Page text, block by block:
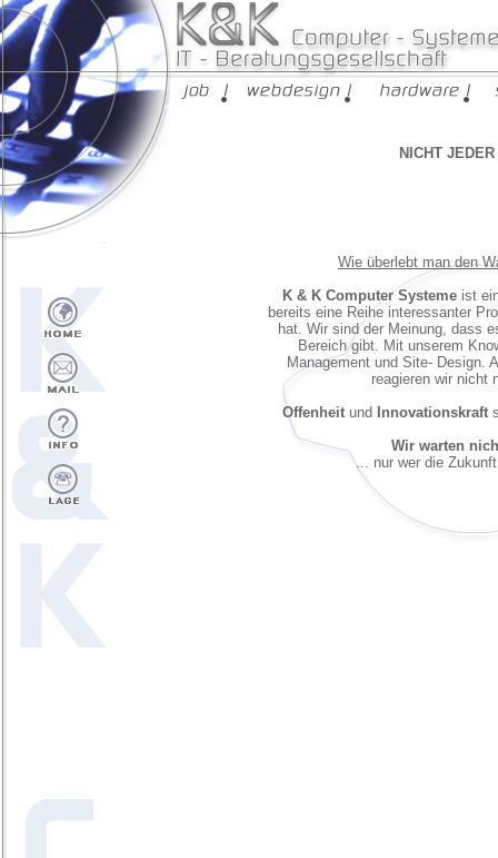
NICHT
Wie überlebt man den
K & K Computer Systeme ist
bereits eine Reihe interessanter
hat. Wir sind der Meinung, dass
Bereich gibt. Mit unserem
Management und Site- Design.
reagieren wir nicht
Offenheit und Innovationskraft
Wir warten
... nur wer die